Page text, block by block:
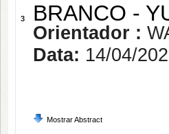
3
BRANCO -
Orientador :
Data: 14/04/
Mostrar Abstract